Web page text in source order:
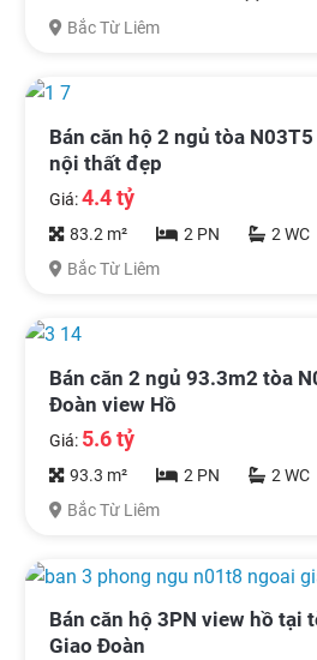
Bắc Từ Liêm
Bán căn hộ 2 ngủ tòa
nội thất đẹp
Giá:4.4 tỷ
83.2 m² 2 PN
2 WC
Bắc Từ Liêm
Bán căn 2 ngủ 93.3m2 tòa
Đoàn view Hồ
Giá: 5.6 tỷ
93.3 m² 2 PN
2 WC
Bắc Từ Liêm
Bán căn hộ 3PN view hồ tại
Giao Đoàn